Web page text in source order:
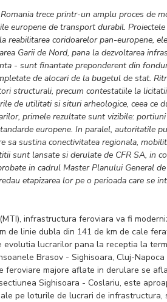
trece printr-un amplu proces de
europene de transport durabil.
reabilitarea coridoarelor pan-europene,
Garii de Nord, pana la dezvoltarea
- sunt finantate preponderent din
de alocari de la bugetul de stat.
structurali, precum contestatiile la
de utilitati si situri arheologice, ceea ce
primele rezultate sunt vizibile:
europene. In paralel, autoritatile
sa sustina conectivitatea regionala,
sunt lansate si derulate de CFR SA, in
in cadrul Master Planului General
etapizarea lor pe o perioada care se
infrastructura feroviara va fi
de linie dubla din 141 de km de cale
lucrarilor pana la receptia la
Brasov - Sighisoara, Cluj-Napoca
feroviare majore aflate in derulare se
Sighisoara - Coslariu, este
pe loturile de lucrari de infrastructura,